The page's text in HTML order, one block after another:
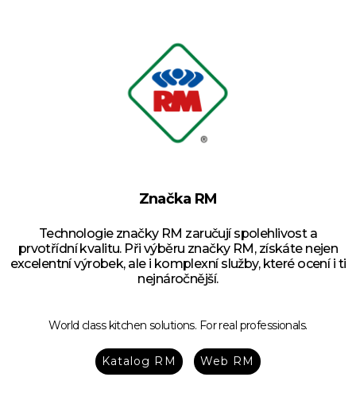
Značka RM
Technologie značky RM zaručují spolehlivost a
prvotřídní kvalitu. Při výběru značky RM, získáte nejen
excelentní výrobek, ale i komplexní služby, které ocení i ti
nejnáročnější.
World class kitchen solutions. For real professionals.
Katalog RM Web RM